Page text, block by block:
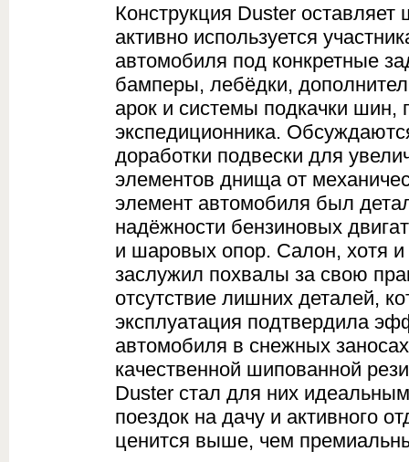
Конструкция Duster
активно используется
автомобиля под конкретные
бамперы, лебёдки,
арок и системы подкачки шин,
экспедиционника.
доработки подвески для
элементов днища от
элемент автомобиля был
надёжности бензиновых
и шаровых опор. Салон, хотя
заслужил похвалы за свою
отсутствие лишних деталей,
эксплуатация подтвердила
автомобиля в снежных
качественной шипованной
Duster стал для них
поездок на дачу и активного
ценится выше, чем